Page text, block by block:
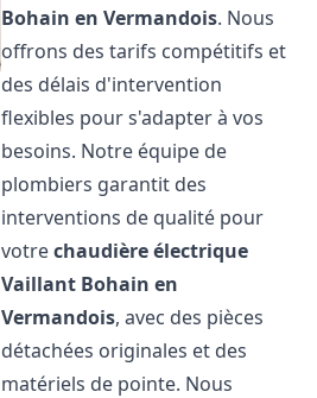
Bohain en Vermandois. Nous
offrons des tarifs compétitifs et
des délais d'intervention
flexibles pour s'adapter à vos
besoins. Notre équipe de
plombiers garantit des
interventions de qualité pour
votrechaudière électrique
Vaillant Bohain en
Vermandois, avec des pièces
détachées originales et des
matériels de pointe. Nous